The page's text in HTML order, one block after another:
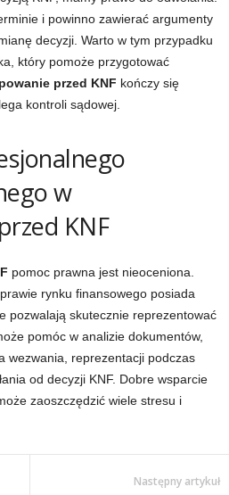
i powinno zawierać argumenty
decyzji. Warto w tym przypadku
który pomoże przygotować
przed KNF kończy się
kontroli sądowej.
w
KNF
pomoc prawna jest nieoceniona.
rynku finansowego posiada
pozwalają skutecznie reprezentować
pomóc w analizie dokumentów,
wezwania, reprezentacji podczas
od decyzji KNF. Dobre wsparcie
zaoszczędzić wiele stresu i
Następny artykuł